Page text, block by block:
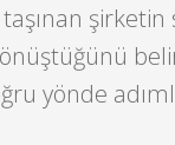
yönde